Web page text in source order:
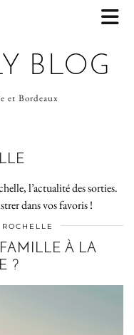
BLOG
et Bordeaux
l’actualité des sorties.
dans vos favoris !
À LA
?